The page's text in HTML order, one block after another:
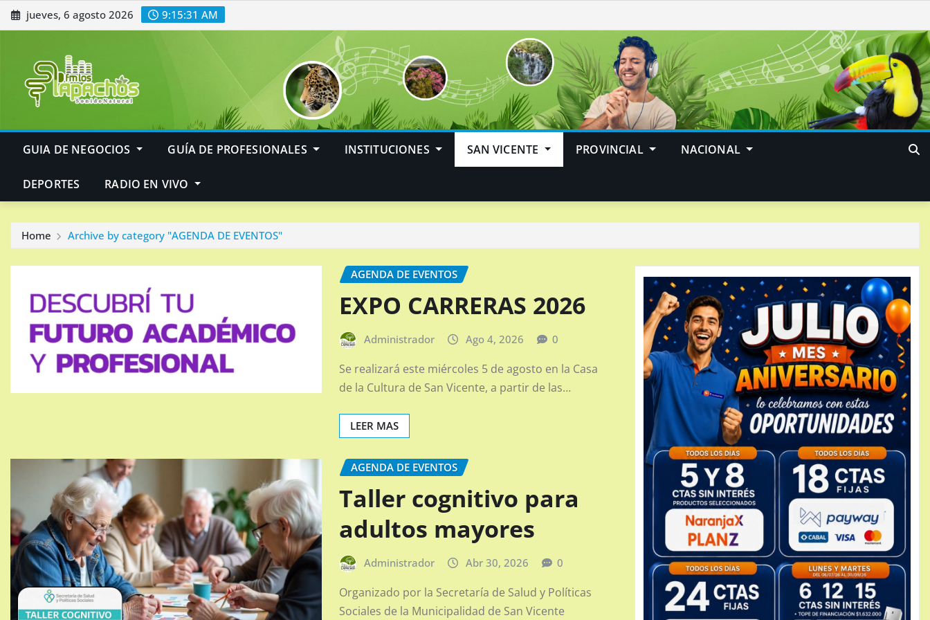
Skip
to
jueves, 6 agosto 2026 9:15:32 AM
GUIA DE NEGOCIOS GUÍA DE PROFESIONALES INSTITUCIONES SAN VICENTE PROVINCIAL NACIONAL
DEPORTES RADIO EN VIVO
Home Archive by category "AGENDA DE EVENTOS"
AGENDA DE EVENTOS
EXPO CARRERAS 2026
Administrador Ago 4, 2026 0
Se realizará este miércoles 5 de agosto en la Casa
de la Cultura de San Vicente, a partir de las…
LEER MAS
AGENDA DE EVENTOS
Taller cognitivo para
adultos mayores
Administrador Abr 30, 2026 0
Organizado por la Secretaría de Salud y Políticas
Sociales de la Municipalidad de San Vicente